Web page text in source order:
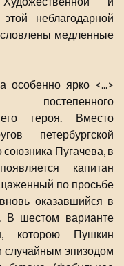
этой неблагодарной
медленные
ярко <...>
постепенного
его героя. Вместо
петербургской
союзника Пугачева, в
капитан
по просьбе
оказавшийся в
В шестом варианте
которою Пушкин
случайным эпизодом